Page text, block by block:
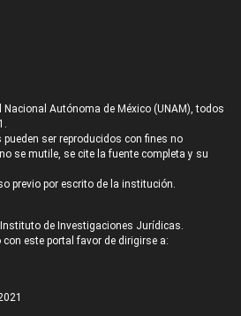
Nacional Autónoma de México (UNAM), todos
ser reproducidos con fines no
se mutile, se cite la fuente completa y su
previo por escrito de la institución.
de Investigaciones Jurídicas.
este portal favor de dirigirse a: